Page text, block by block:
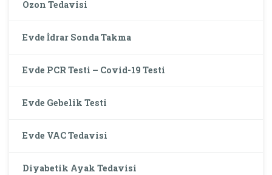
Ozon Tedavisi
Evde İdrar Sonda Takma
Evde PCR Testi – Covid-19 Testi
Evde Gebelik Testi
Evde VAC Tedavisi
Diyabetik Ayak Tedavisi